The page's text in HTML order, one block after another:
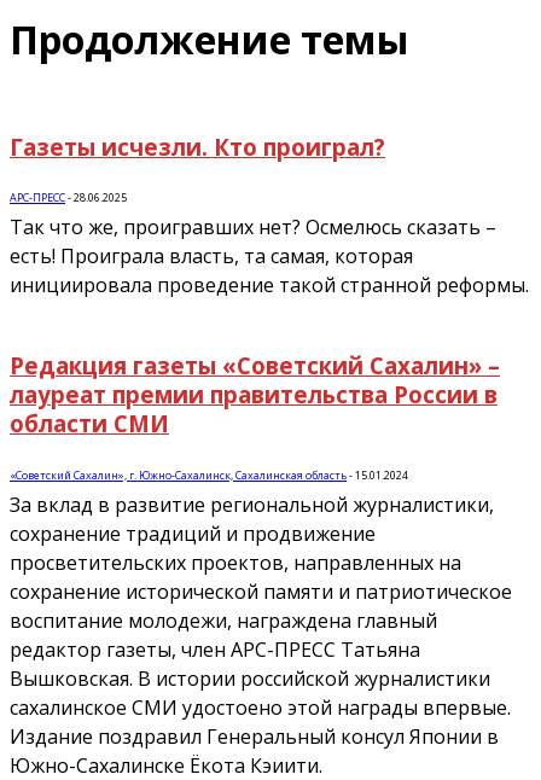
Продолжение темы
Газеты исчезли. Кто проиграл?
АРС-ПРЕСС-28.06.2025
Так что же, проигравших нет? Осмелюсь сказать –
есть! Проиграла власть, та самая, которая
инициировала проведение такой странной реформы.
Редакция газеты «Советский Сахалин» –
лауреат премии правительства России в
области СМИ
«Советский Сахалин», г. Южно-Сахалинск, Сахалинская область-15.01.2024
За вклад в развитие региональной журналистики,
сохранение традиций и продвижение
просветительских проектов, направленных на
сохранение исторической памяти и патриотическое
воспитание молодежи, награждена главный
редактор газеты, член АРС-ПРЕСС Татьяна
Вышковская. В истории российской журналистики
сахалинское СМИ удостоено этой награды впервые.
Издание поздравил Генеральный консул Японии в
Южно-Сахалинске Ёкота Кэиити.